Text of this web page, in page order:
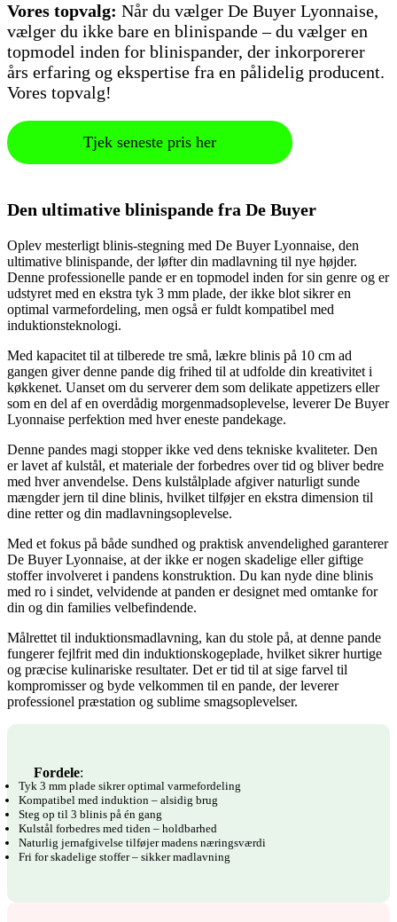
Vores topvalg: Når du vælger De Buyer Lyonnaise,
vælger du ikke bare en blinispande – du vælger en
topmodel inden for blinispander, der inkorporerer
års erfaring og ekspertise fra en pålidelig producent.
Vores topvalg!
Tjek seneste pris her
Den ultimative blinispande fra De Buyer
Oplev mesterligt blinis-stegning med De Buyer Lyonnaise, den
ultimative blinispande, der løfter din madlavning til nye højder.
Denne professionelle pande er en topmodel inden for sin genre og er
udstyret med en ekstra tyk 3 mm plade, der ikke blot sikrer en
optimal varmefordeling, men også er fuldt kompatibel med
induktionsteknologi.
Med kapacitet til at tilberede tre små, lækre blinis på 10 cm ad
gangen giver denne pande dig frihed til at udfolde din kreativitet i
køkkenet. Uanset om du serverer dem som delikate appetizers eller
som en del af en overdådig morgenmadsoplevelse, leverer De Buyer
Lyonnaise perfektion med hver eneste pandekage.
Denne pandes magi stopper ikke ved dens tekniske kvaliteter. Den
er lavet af kulstål, et materiale der forbedres over tid og bliver bedre
med hver anvendelse. Dens kulstålplade afgiver naturligt sunde
mængder jern til dine blinis, hvilket tilføjer en ekstra dimension til
dine retter og din madlavningsoplevelse.
Med et fokus på både sundhed og praktisk anvendelighed garanterer
De Buyer Lyonnaise, at der ikke er nogen skadelige eller giftige
stoffer involveret i pandens konstruktion. Du kan nyde dine blinis
med ro i sindet, velvidende at panden er designet med omtanke for
din og din families velbefindende.
Målrettet til induktionsmadlavning, kan du stole på, at denne pande
fungerer fejlfrit med din induktionskogeplade, hvilket sikrer hurtige
og præcise kulinariske resultater. Det er tid til at sige farvel til
kompromisser og byde velkommen til en pande, der leverer
professionel præstation og sublime smagsoplevelser.
Fordele:
Tyk 3 mm plade sikrer optimal varmefordeling
Kompatibel med induktion – alsidig brug
Steg op til 3 blinis på én gang
Kulstål forbedres med tiden – holdbarhed
Naturlig jernafgivelse tilføjer madens næringsværdi
Fri for skadelige stoffer – sikker madlavning